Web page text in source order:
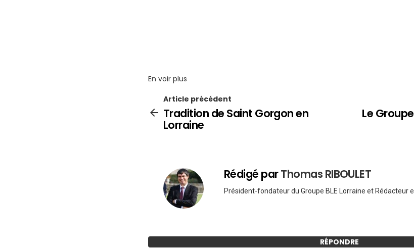
En voir plus
Article précédent
Tradition de Saint Gorgon en
Lorraine
Le
Rédigé parThomas RIBOULET
Président-fondateur du Groupe BLE Lorraine et Rédacteur
RÉPONDRE